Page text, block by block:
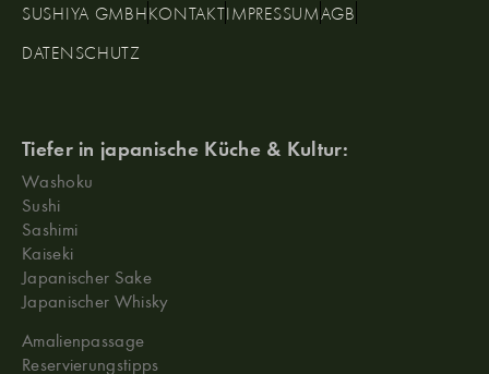
SUSHIYA GMBHKONTAKTIMPRESSUMAGB
DATENSCHUTZ
Tiefer in japanische Küche & Kultur:
Washoku
Sushi
Sashimi
Kaiseki
Japanischer Sake
Japanischer Whisky
Amalienpassage
Reservierungstipps